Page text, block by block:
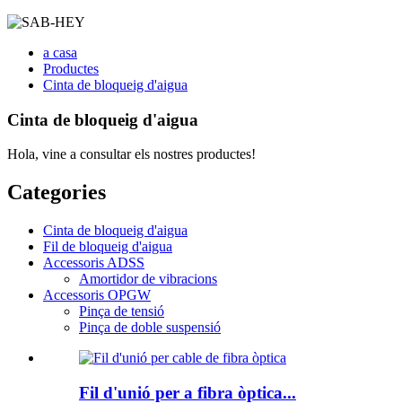
a casa
Productes
Cinta de bloqueig d'aigua
Cinta de bloqueig d'aigua
Hola, vine a consultar els nostres productes!
Categories
Cinta de bloqueig d'aigua
Fil de bloqueig d'aigua
Accessoris ADSS
Amortidor de vibracions
Accessoris OPGW
Pinça de tensió
Pinça de doble suspensió
Fil d'unió per a fibra òptica...